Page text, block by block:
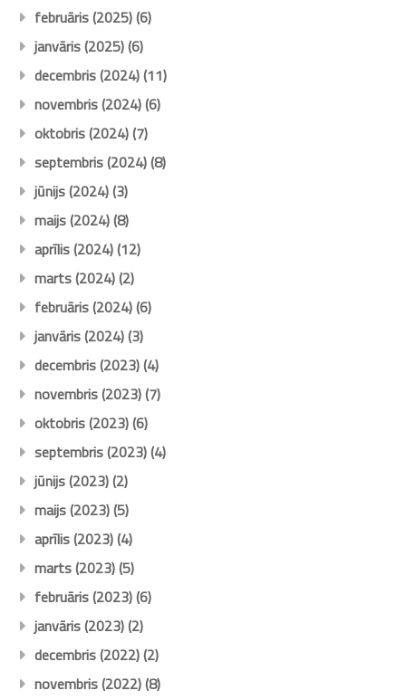
februāris (2025)(6)
janvāris (2025)(6)
decembris (2024)(11)
novembris (2024)(6)
oktobris (2024)(7)
septembris (2024)(8)
jūnijs (2024)(3)
maijs (2024)(8)
aprīlis (2024)(12)
marts (2024)(2)
februāris (2024)(6)
janvāris (2024)(3)
decembris (2023)(4)
novembris (2023)(7)
oktobris (2023)(6)
septembris (2023)(4)
jūnijs (2023)(2)
maijs (2023)(5)
aprīlis (2023)(4)
marts (2023)(5)
februāris (2023)(6)
janvāris (2023)(2)
decembris (2022)(2)
novembris (2022)(8)